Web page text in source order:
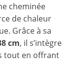
cheminée
de chaleur
Grâce à sa
cm, il s’intègre
tout en offrant